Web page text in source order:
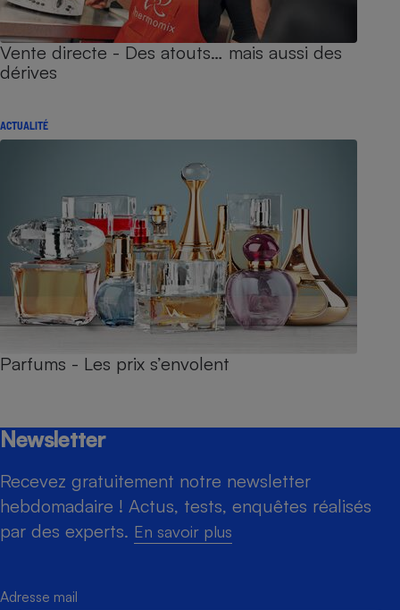
Vente directe - Des atouts… mais aussi des
dérives
ACTUALITÉ
Parfums - Les prix s’envolent
Newsletter
Recevez gratuitement notre newsletter
hebdomadaire ! Actus, tests, enquêtes réalisés
par des experts. En savoir plus
Adresse mail